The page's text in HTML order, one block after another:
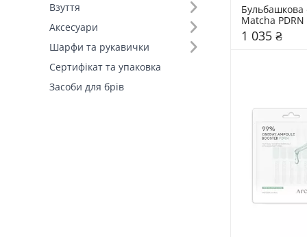
Взуття
Аксесуари
Шарфи та рукавички
Сертифікат та упаковка
Засоби для брів
Бульбашкова
Matcha
Lalarecipe 95
1 035 ₴